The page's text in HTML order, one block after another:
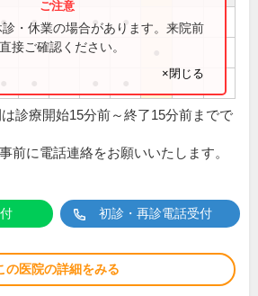
● ● ● ●
・休業の場合があります。来院前
接ご確認ください。
×閉じる
診療開始15分前～終了15分前までで
前に電話連絡をお願いいたします。
初診・再診電話受付
の医院の詳細をみる